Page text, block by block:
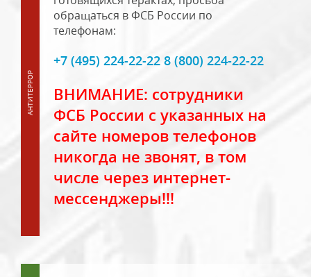
обращаться в ФСБ России по
телефонам:
+7 (495) 224-22-22 8 (800) 224-22-22
ВНИМАНИЕ: сотрудники
ФСБ России с указанных на
сайте номеров телефонов
никогда не звонят, в том
числе через интернет-
мессенджеры!!!